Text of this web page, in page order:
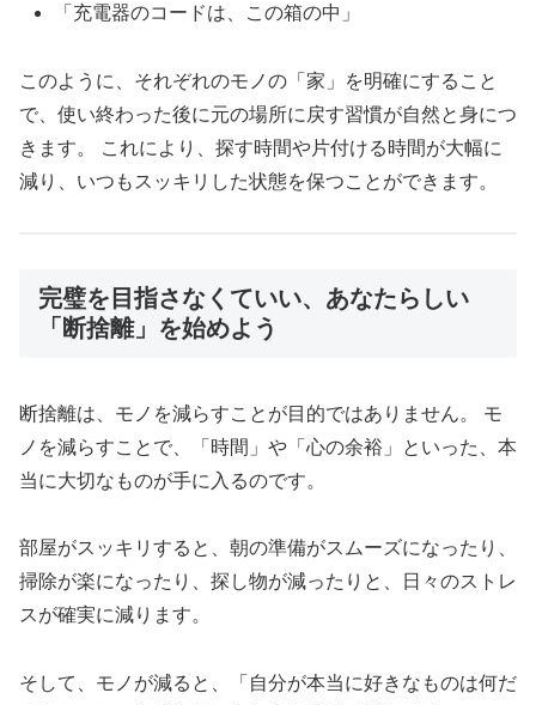
「充電器のコードは、この箱の中」
このように、それぞれのモノの「家」を明確にすること
で、使い終わった後に元の場所に戻す習慣が自然と身につ
きます。 これにより、探す時間や片付ける時間が大幅に
減り、いつもスッキリした状態を保つことができます。
完璧を目指さなくていい、あなたらしい
「断捨離」を始めよう
断捨離は、モノを減らすことが目的ではありません。 モ
ノを減らすことで、「時間」や「心の余裕」といった、本
当に大切なものが手に入るのです。
部屋がスッキリすると、朝の準備がスムーズになったり、
掃除が楽になったり、探し物が減ったりと、日々のストレ
スが確実に減ります。
そして、モノが減ると、「自分が本当に好きなものは何だ